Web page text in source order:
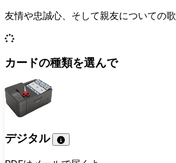
友情や忠誠心、そして親友についての歌
カードの種類を選んで
デジタル